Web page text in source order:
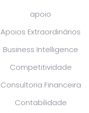
apoio
Apoios Extraordinários
Business Intelligence
Competitividade
Consultoria Financeira
Contabilidade